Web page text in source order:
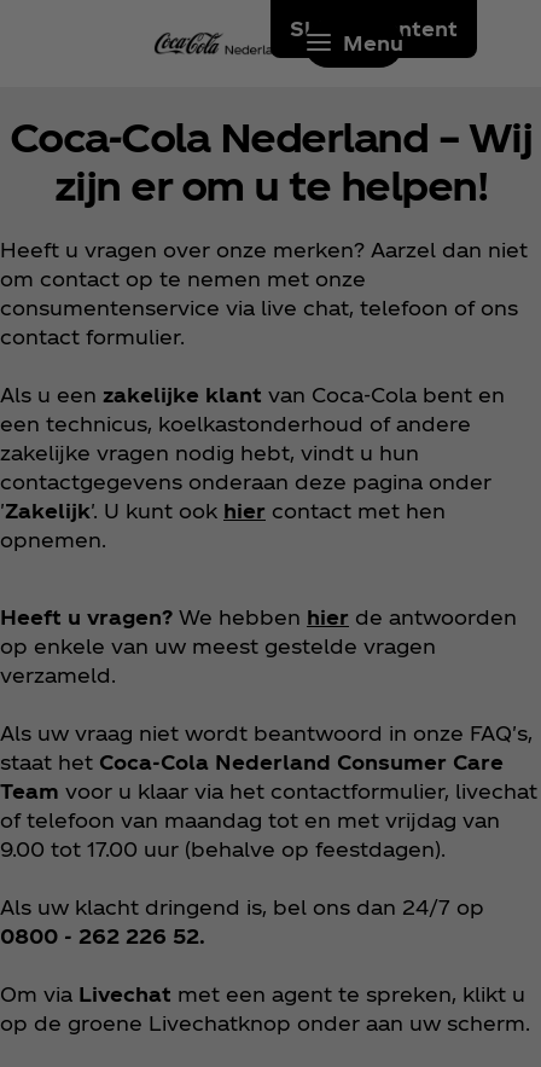
Skip to content
Menu
Coca‑Cola Nederland – Wij
zijn er om u te helpen!
Heeft u vragen over onze merken? Aarzel dan niet
om contact op te nemen met onze
consumentenservice via live chat, telefoon of ons
contact formulier.
Als u een zakelijke klant van Coca‑Cola bent en
een technicus, koelkastonderhoud of andere
zakelijke vragen nodig hebt, vindt u hun
contactgegevens onderaan deze pagina onder
'Zakelijk'. U kunt ook hier contact met hen
opnemen.
Heeft u vragen? We hebben hier de antwoorden
op enkele van uw meest gestelde vragen
verzameld.
Als uw vraag niet wordt beantwoord in onze FAQ's,
staat het Coca‑Cola Nederland Consumer Care
Team voor u klaar via het contactformulier, livechat
of telefoon van maandag tot en met vrijdag van
9.00 tot 17.00 uur (behalve op feestdagen).
Als uw klacht dringend is, bel ons dan 24/7 op
0800 - 262 226 52.
Om via Livechat met een agent te spreken, klikt u
op de groene Livechatknop onder aan uw scherm.